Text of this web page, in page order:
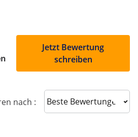
Jetzt Bewertung
schreiben
nach : Sort reviews